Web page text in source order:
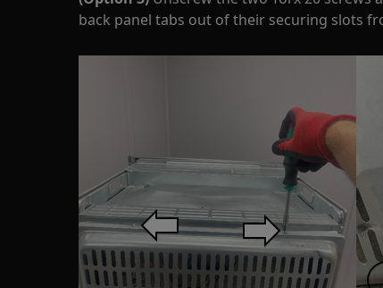
back panel tabs out of their securing slots